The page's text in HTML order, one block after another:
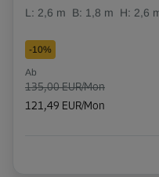
L: 2,6 m B: 1,8 m H: 2,6
-10%
Ab
135,00 EUR/Mon
121,49 EUR/Mon